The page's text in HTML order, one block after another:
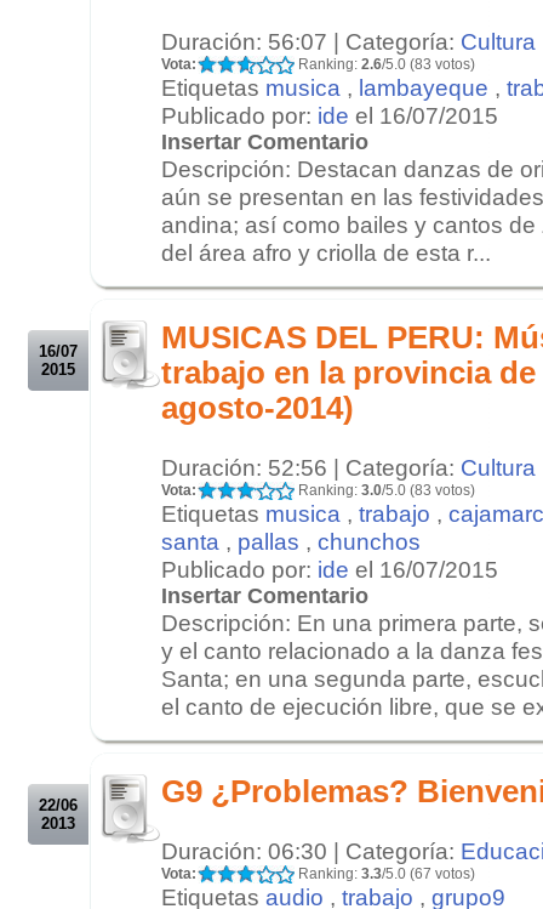
Duración: 56:07 | Categoría: Cultura
Vota: Ranking: 2.6/5.0 (83 votos)
Etiquetas musica , lambayeque ,
Publicado por: ide el 16/07/2015
Insertar Comentario
Descripción: Destacan danzas de
aún se presentan en las
andina; así como bailes y cantos
del área afro y criolla de esta r...
16/07
2015
MUSICAS DEL PERU:
trabajo en la provincia de
agosto-2014)
Duración: 52:56 | Categoría: Cultura
Vota: Ranking: 3.0/5.0 (83 votos)
Etiquetas musica , trabajo ,
santa , pallas , chunchos
Publicado por: ide el 16/07/2015
Insertar Comentario
Descripción: En una primera parte,
y el canto relacionado a la danza
Santa; en una segunda parte,
el canto de ejecución libre, que se
22/06
2013
G9 ¿Problemas?
Duración: 06:30 | Categoría:
Vota: Ranking: 3.3/5.0 (67 votos)
Etiquetas audio , trabajo , grupo9